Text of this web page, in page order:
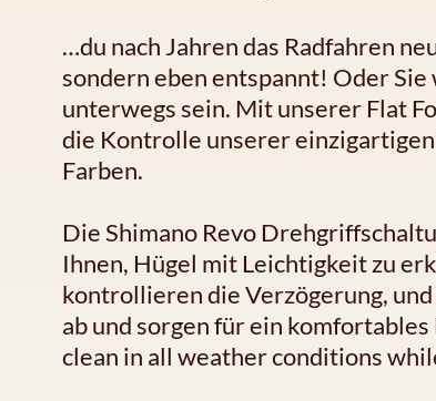
…du nach Jahren das Radfahren
sondern eben entspannt! Oder
unterwegs sein. Mit unserer Flat
die Kontrolle unserer
Farben.
Die Shimano Revo
Ihnen, Hügel mit Leichtigkeit zu
kontrollieren die Verzögerung,
ab und sorgen für ein
clean in all weather conditions